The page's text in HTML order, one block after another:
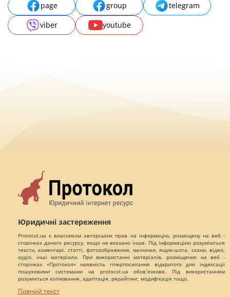
page group
telegram
viber
youtube
Юридичні застереження
Protocol.ua є власником авторських прав на інформацію, розміщену на веб -
сторінках даного ресурсу, якщо не вказано інше. Під інформацією розуміються
тексти, коментарі, статті, фотозображення, малюнки, ящик-шота, скани, відео,
аудіо, інші матеріали. При використанні матеріалів, розміщених на веб -
сторінках «Протокол» наявність гіперпосилання відкритого для індексації
пошуковими системами на protocol.ua обов`язкове. Під використанням
розуміється копіювання, адаптація, рерайтинг, модифікація тощо.
Повний текст